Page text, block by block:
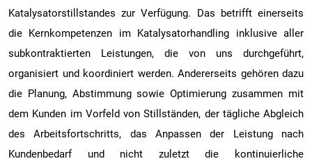
Katalysatorstillstandes zur Verfügung. Das betrifft einerseits
die Kernkompetenzen im Katalysatorhandling inklusive aller
subkontraktierten Leistungen, die von uns durchgeführt,
organisiert und koordiniert werden. Andererseits gehören dazu
die Planung, Abstimmung sowie Optimierung zusammen mit
dem Kunden im Vorfeld von Stillständen, der tägliche Abgleich
des Arbeitsfortschritts, das Anpassen der Leistung nach
Kundenbedarf und nicht zuletzt die kontinuierliche